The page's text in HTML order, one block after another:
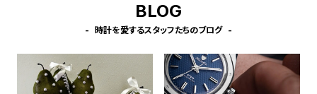
BLOG
時計を愛するスタッフたちのブログ